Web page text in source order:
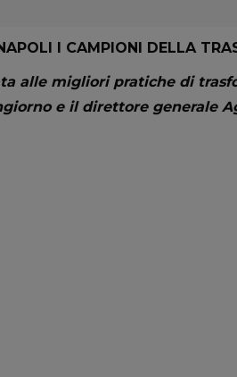
I CAMPIONI DELLA
alle migliori pratiche di
e il direttore generale